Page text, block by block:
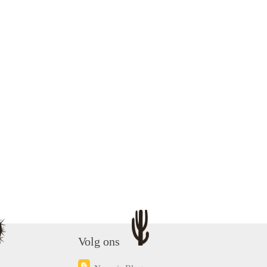
Volg ons